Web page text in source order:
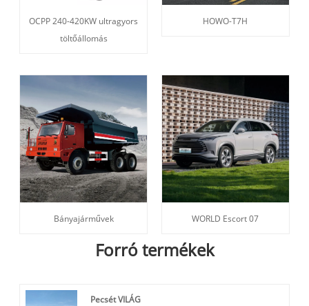
OCPP 240-420KW ultragyors
töltőállomás
HOWO-T7H
Bányajárművek WORLD Escort 07
Forró termékek
Pecsét VILÁG